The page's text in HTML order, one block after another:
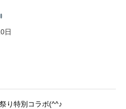
日
り特別コラボ(^^♪